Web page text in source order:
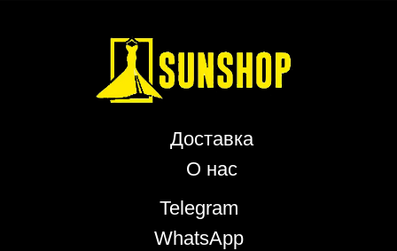
Доставка
О нас
Telegram
WhatsApp